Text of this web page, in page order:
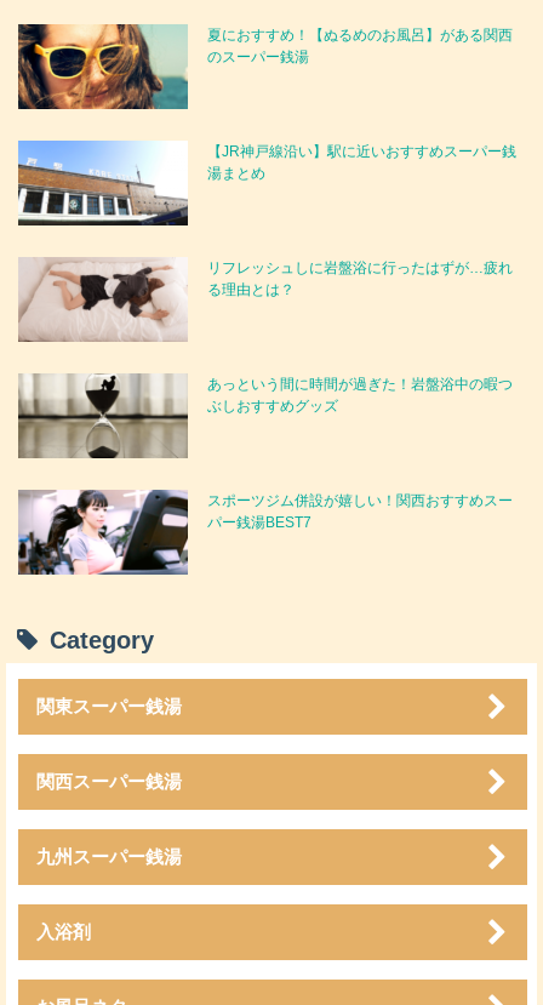
夏におすすめ！【ぬるめのお風呂】がある関西
のスーパー銭湯
【JR神戸線沿い】駅に近いおすすめスーパー銭
湯まとめ
リフレッシュしに岩盤浴に行ったはずが…疲れ
る理由とは？
あっという間に時間が過ぎた！岩盤浴中の暇つ
ぶしおすすめグッズ
スポーツジム併設が嬉しい！関西おすすめスー
パー銭湯BEST7
Category
関東スーパー銭湯
関西スーパー銭湯
九州スーパー銭湯
入浴剤